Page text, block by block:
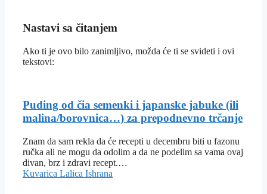
Nastavi sa čitanjem
Ako ti je ovo bilo zanimljivo, možda će ti se svideti i ovi
tekstovi:
Puding od čia semenki i japanske jabuke (ili
malina/borovnica…) za prepodnevno trčanje
Znam da sam rekla da će recepti u decembru biti u fazonu
ručka ali ne mogu da odolim a da ne podelim sa vama ovaj
divan, brz i zdravi recept.…
Kuvarica Lalica Ishrana